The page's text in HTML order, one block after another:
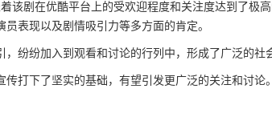
着该剧在优酷平台上的受欢迎程度和关注度达到了极
表现以及剧情吸引力等多方面的肯定。
纷纷加入到观看和讨论的行列中，形成了广泛的社
打下了坚实的基础，有望引发更广泛的关注和讨论。